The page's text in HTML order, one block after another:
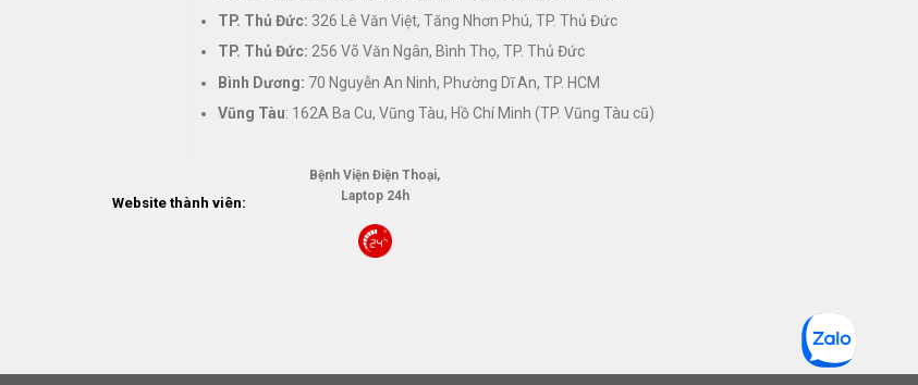
TP. Thủ Đức: 326 Lê Văn Việt, Tăng Nhơn Phú, TP. Thủ Đức
TP. Thủ Đức: 256 Võ Văn Ngân, Bình Thọ, TP. Thủ Đức
Bình Dương: 70 Nguyễn An Ninh, Phường Dĩ An, TP. HCM
Vũng Tàu: 162A Ba Cu, Vũng Tàu, Hồ Chí Minh (TP. Vũng Tàu cũ)
Website thành viên:
Bệnh Viện Điện Thoại,
Laptop 24h